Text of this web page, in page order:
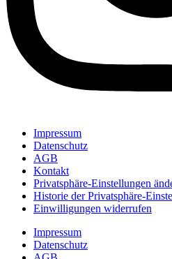
Impressum
Datenschutz
AGB
Kontakt
Privatsphäre-Einstellungen
Historie der Privatsphäre-
Einwilligungen widerrufen
Impressum
Datenschutz